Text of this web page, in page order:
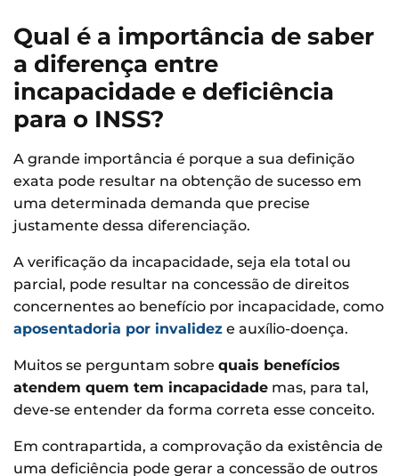
Qual é a importância de saber
a diferença entre
incapacidade e deficiência
para o INSS?
A grande importância é porque a sua definição
exata pode resultar na obtenção de sucesso em
uma determinada demanda que precise
justamente dessa diferenciação.
A verificação da incapacidade, seja ela total ou
parcial, pode resultar na concessão de direitos
concernentes ao benefício por incapacidade, como
aposentadoria por invalidez e auxílio-doença.
Muitos se perguntam sobre quais benefícios
atendem quem tem incapacidade mas, para tal,
deve-se entender da forma correta esse conceito.
Em contrapartida, a comprovação da existência de
uma deficiência pode gerar a concessão de outros